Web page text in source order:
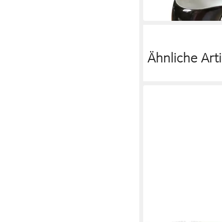
25,99 €
in 4-5 Werktagen bei dir
Ähnliche